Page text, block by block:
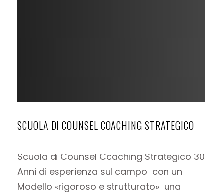
SCUOLA DI COUNSEL COACHING STRATEGICO
Scuola di Counsel Coaching Strategico 30
Anni di esperienza sul campo con un
Modello «rigoroso e strutturato» una